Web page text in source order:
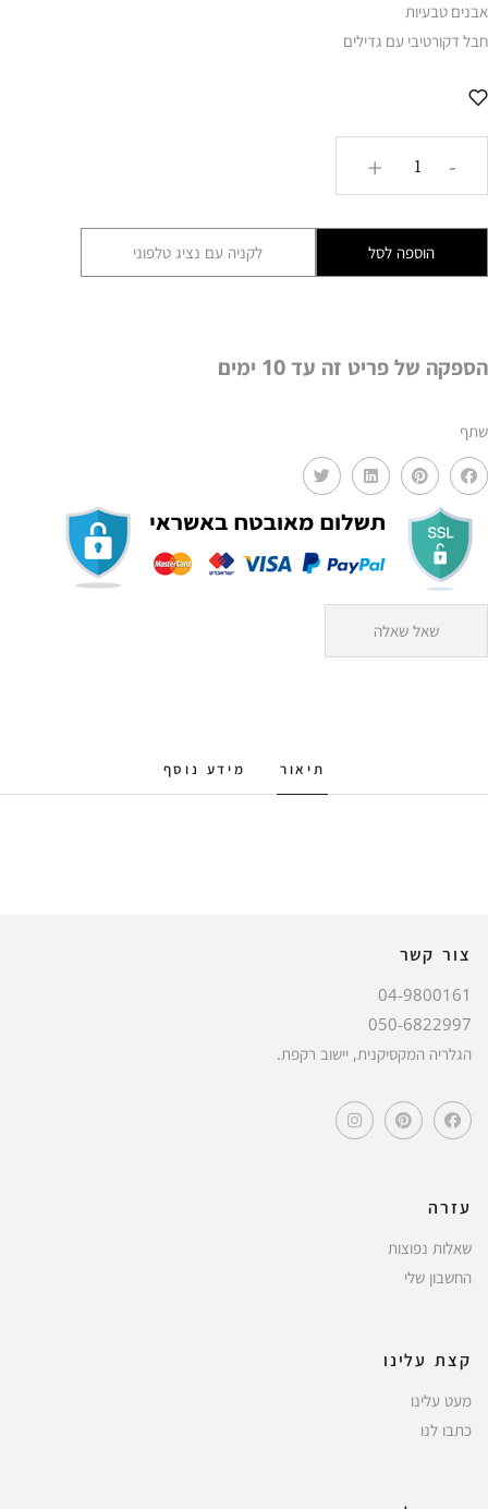
אבנים טבעיות
חבל דקורטיבי עם גדילים
-
+
הוספה לסל לקניה עם נציג טלפוני
הספקה של פריט זה עד 10 ימים
שתף
שאל שאלה
תיאור מידע נוסף
צור קשר
04-9800161
050-6822997
הגלריה המקסיקנית, יישוב רקפת.
עזרה
שאלות נפוצות
החשבון שלי
קצת עלינו
מעט עלינו
כתבו לנו